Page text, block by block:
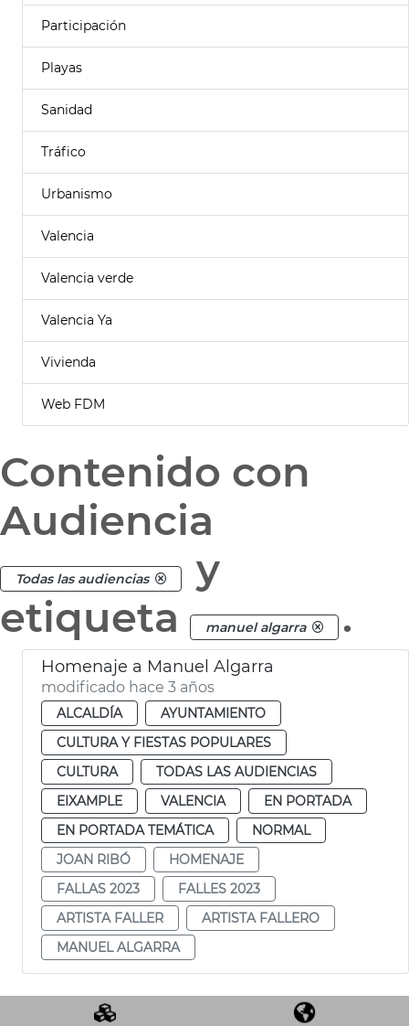
Participación
Playas
Sanidad
Tráfico
Urbanismo
Valencia
Valencia verde
Valencia Ya
Vivienda
Web FDM
Contenido con
Audiencia
Todas las audiencias
y
etiqueta
manuel algarra .
Homenaje a Manuel Algarra
modificado hace 3 años
ALCALDÍA
AYUNTAMIENTO
CULTURA Y FIESTAS POPULARES
CULTURA
TODAS LAS AUDIENCIAS
EIXAMPLE
VALENCIA
EN PORTADA
EN PORTADA TEMÁTICA
NORMAL
JOAN RIBÓ
HOMENAJE
FALLAS 2023
FALLES 2023
ARTISTA FALLER
ARTISTA FALLERO
MANUEL ALGARRA